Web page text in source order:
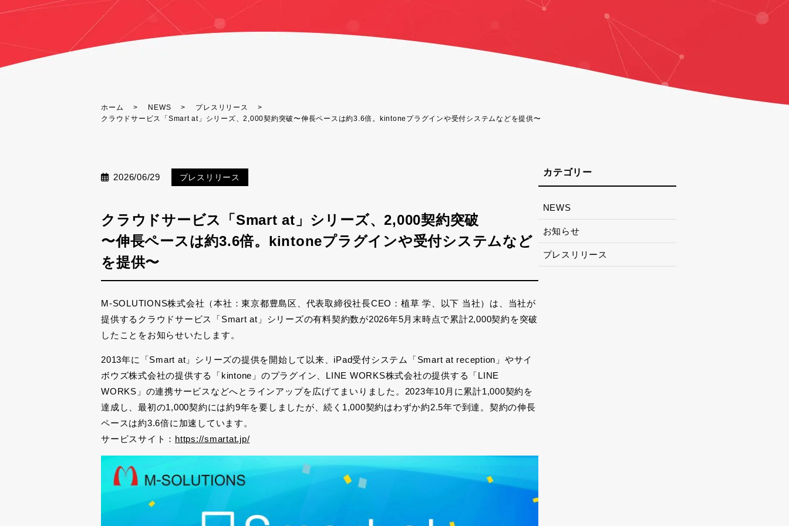
ホーム NEWS
プレスリリース
クラウドサービス「Smart at」シリーズ、2,000契約突破〜伸長ペースは約3.6倍。kintoneプラグインや受付システムなどを提供〜
2026/06/29 プレスリリース
クラウドサービス「Smart at」シリーズ、2,000契約突破
〜伸長ペースは約3.6倍。kintoneプラグインや受付システムなど
を提供〜
M-SOLUTIONS株式会社（本社：東京都豊島区、代表取締役社長CEO ：植草 学、以下 当社）は、当社が
提供するクラウドサービス「 Smart at 」シリーズの有料契約数が2026年5月末時点で累計2,000契約を突破
したことをお知らせいたします。
2013年に「 Smart at 」シリーズの提供を開始して以来、 iPad受付システム「 Smart at reception 」やサイ
ボウズ株式会社の提供する「 kintone 」のプラグイン、 LINE WORKS株式会社の提供する「 LINE
WORKS 」の連携サービスなどへとラインアップを広げてまいりました。 2023年10月に累計1,000契約を
達成し、最初の1,000契約には約9年を要しましたが、続く 1,000契約はわずか約2.5年で到達。契約の伸長
ペースは約3.6倍に加速しています。
サービスサイト： https://smartat.jp/
NEWS
お知らせ
プレスリリース